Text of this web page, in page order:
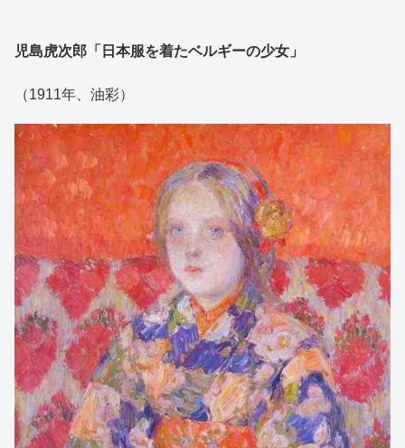
児島虎次郎「日本服を着たベルギーの少女」
（1911年、油彩）